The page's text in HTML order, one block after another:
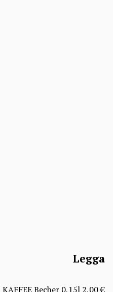
Legga
KAFFEE Becher 0,15l 2,00 €